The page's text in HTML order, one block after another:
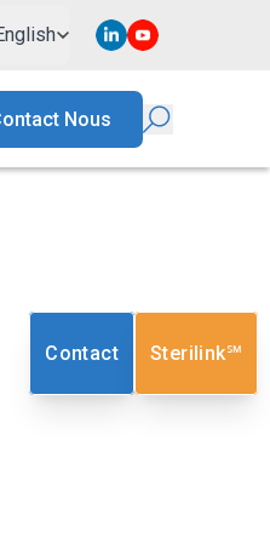
Nous
Contact Sterilink℠